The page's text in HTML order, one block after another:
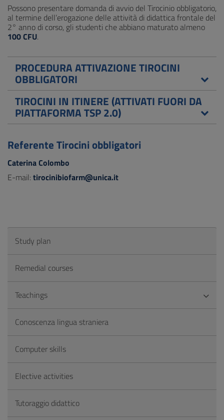
Possono presentare domanda di avvio del Tirocinio obbligatorio,
al termine dell’erogazione delle attività di didattica frontale del
2° anno di corso, gli studenti che abbiano maturato almeno
100 CFU.
PROCEDURA ATTIVAZIONE TIROCINI
OBBLIGATORI
TIROCINI IN ITINERE (ATTIVATI FUORI DA
PIATTAFORMA TSP 2.0)
Referente Tirocini obbligatori
Caterina Colombo
E-mail: tirocinibiofarm@unica.it
Study plan
Remedial courses
Teachings
Conoscenza lingua straniera
Computer skills
Elective activities
Tutoraggio didattico